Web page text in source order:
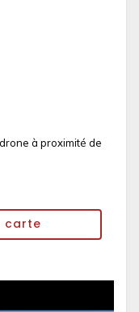
à proximité de
carte